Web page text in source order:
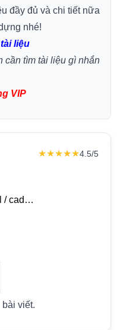
đầy đủ và chi tiết nữa
nhé!
liệu
cần tìm tài liệu gì nhắn
VIP
★★★★★4.5/5
/ cad…
viết.